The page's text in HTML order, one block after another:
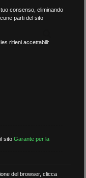
consenso, eliminando
parti del sito
ritieni accettabili:
il sitoGarante per la
del browser, clicca